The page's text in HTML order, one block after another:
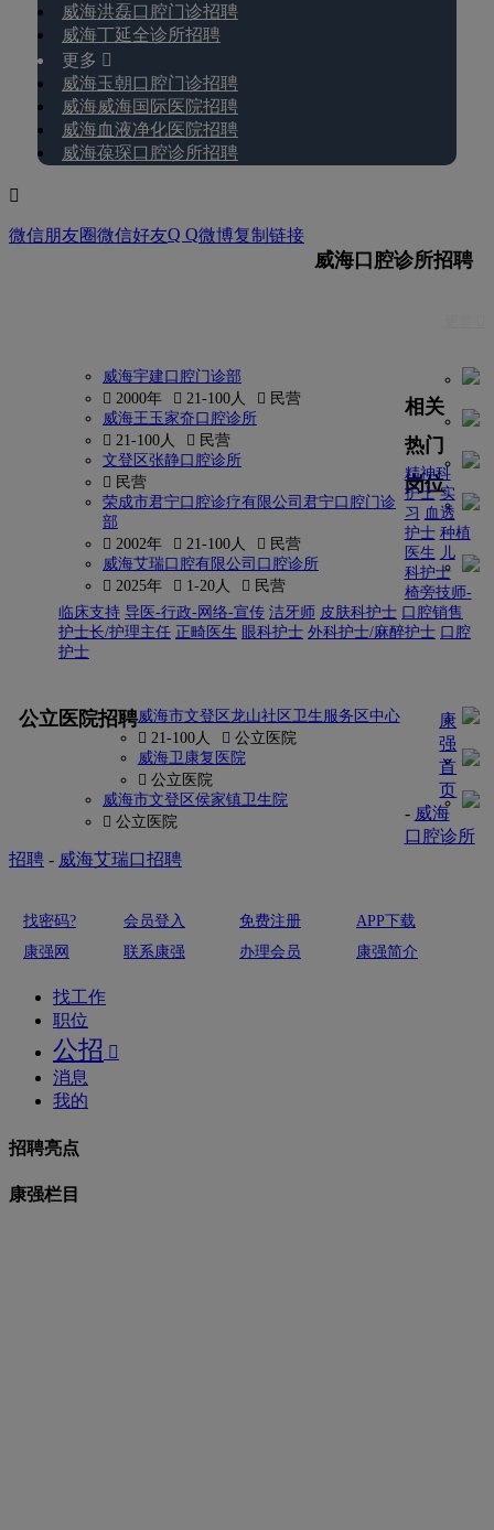
威海洪磊口腔门诊招聘
威海丁延全诊所招聘
更多 
威海玉朝口腔门诊招聘
威海威海国际医院招聘
威海血液净化医院招聘
威海葆琛口腔诊所招聘

微信朋友圈微信好友Q Q微博复制链接
威海口腔诊所招聘
威海宇建口腔门诊部
 2000年
 21-100人
 民营
威海王玉家夼口腔诊所
 21-100人
 民营
文登区张静口腔诊所
 民营
荣成市君宁口腔诊疗有限公司君宁口腔门诊
部
 2002年
 21-100人
 民营
威海艾瑞口腔有限公司口腔诊所
 2025年
 1-20人  民营
相关
热门
岗位
精神科
护士 实
习 血透
护士 种植
医生 儿
科护士
椅旁技师-
临床支持 导医-行政-网络-宣传 洁牙师 皮肤科护士 口腔销售
护士长/护理主任 正畸医生 眼科护士 外科护士/麻醉护士 口腔
护士
公立医院招聘威海市文登区龙山社区卫生服务区中心
 21-100人
 公立医院
威海卫康复医院
 公立医院
威海市文登区侯家镇卫生院
 公立医院
康
强
首
页
- 威海
口腔诊所
招聘 - 威海艾瑞口招聘
找密码? 会员登入 免费注册
APP下载
康强网
联系康强 办理会员 康强简介
找工作
职位
公招 
消息
我的
招聘亮点
康强栏目